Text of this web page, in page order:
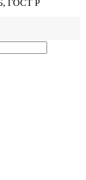
ГОСТ Р